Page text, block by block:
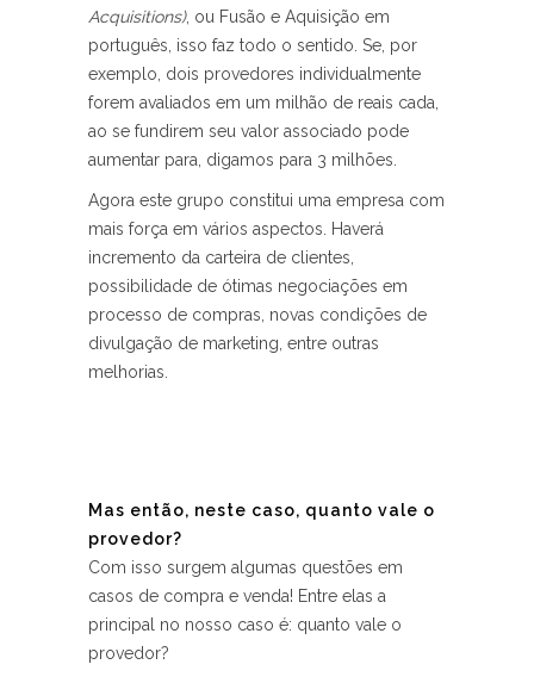
Acquisitions), ou Fusão e Aquisição em
português, isso faz todo o sentido. Se, por
exemplo, dois provedores individualmente
forem avaliados em um milhão de reais cada,
ao se fundirem seu valor associado pode
aumentar para, digamos para 3 milhões.
Agora este grupo constitui uma empresa com
mais força em vários aspectos. Haverá
incremento da carteira de clientes,
possibilidade de ótimas negociações em
processo de compras, novas condições de
divulgação de marketing, entre outras
melhorias.
Mas então, neste caso, quanto vale o
provedor?
Com isso surgem algumas questões em
casos de compra e venda! Entre elas a
principal no nosso caso é: quanto vale o
provedor?